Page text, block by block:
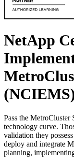
NetApp
Pass the MetroCluster
technology curve.
validation they
deploy and integrate
planning,